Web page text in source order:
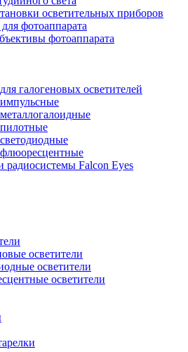
осветительных приборов
фотоаппарата
фотоаппарата
галогеновых осветителей
Falcon Eyes
осветители
осветители
осветители